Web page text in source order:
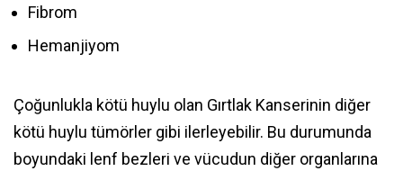
Fibrom
Hemanjiyom
Çoğunlukla kötü huylu olan Gırtlak Kanserinin diğer
kötü huylu tümörler gibi ilerleyebilir. Bu durumunda
boyundaki lenf bezleri ve vücudun diğer organlarına